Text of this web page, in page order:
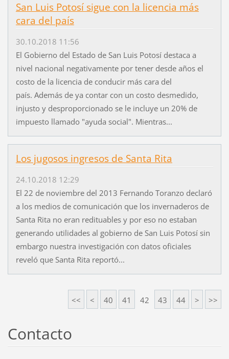
San Luis Potosí sigue con la licencia más
cara del país
30.10.2018 11:56
El Gobierno del Estado de San Luis Potosí destaca a
nivel nacional negativamente por tener desde años el
costo de la licencia de conducir más cara del
país. Además de ya contar con un costo desmedido,
injusto y desproporcionado se le incluye un 20% de
impuesto llamado "ayuda social". Mientras...
Los jugosos ingresos de Santa Rita
24.10.2018 12:29
El 22 de noviembre del 2013 Fernando Toranzo declaró
a los medios de comunicación que los invernaderos de
Santa Rita no eran redituables y por eso no estaban
generando utilidades al gobierno de San Luis Potosí sin
embargo nuestra investigación con datos oficiales
reveló que Santa Rita reportó...
<< < 40 41 42 43 44 > >>
Contacto